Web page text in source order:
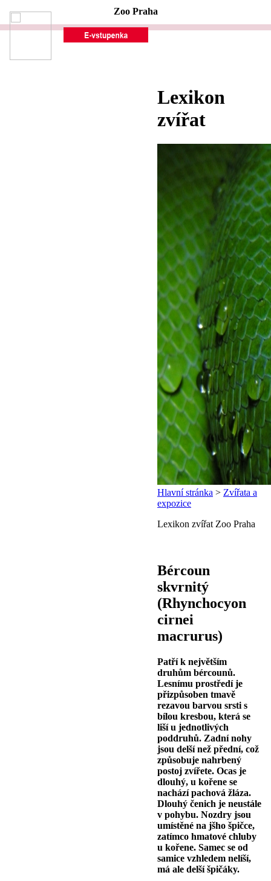
Zoo Praha
Lexikon
zvířat
Hlavní stránka > Zvířata a
expozice
Lexikon zvířat Zoo Praha
Bércoun
skvrnitý
(Rhynchocyon
cirnei
macrurus)
Patří k největším
druhům bércounů.
Lesnímu prostředí je
přizpůsoben tmavě
rezavou barvou srsti s
bílou kresbou, která se
liší u jednotlivých
poddruhů. Zadní nohy
jsou delší než přední, což
způsobuje nahrbený
postoj zvířete. Ocas je
dlouhý, u kořene se
nachází pachová žláza.
Dlouhý čenich je neustále
v pohybu. Nozdry jsou
umístěné na jšho špičce,
zatímco hmatové chluby
u kořene. Samec se od
samice vzhledem nelíší,
má ale delší špičáky.